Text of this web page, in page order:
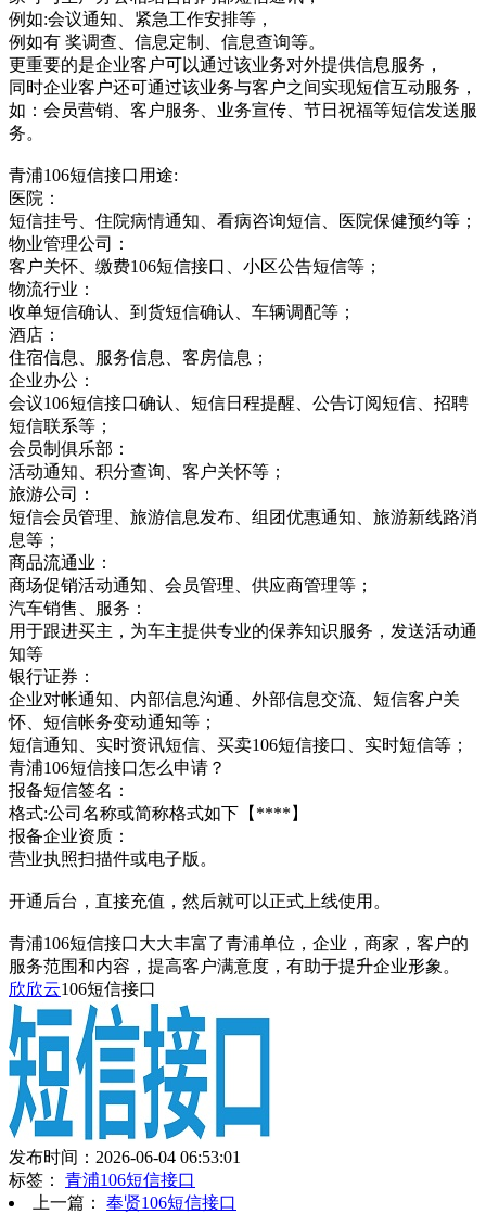
例如:会议通知、紧急工作安排等，
例如有 奖调查、信息定制、信息查询等。
更重要的是企业客户可以通过该业务对外提供信息服务，
同时企业客户还可通过该业务与客户之间实现短信互动服务，
如：会员营销、客户服务、业务宣传、节日祝福等短信发送服
务。
青浦106短信接口用途:
医院：
短信挂号、住院病情通知、看病咨询短信、医院保健预约等；
物业管理公司：
客户关怀、缴费106短信接口、小区公告短信等；
物流行业：
收单短信确认、到货短信确认、车辆调配等；
酒店：
住宿信息、服务信息、客房信息；
企业办公：
会议106短信接口确认、短信日程提醒、公告订阅短信、招聘
短信联系等；
会员制俱乐部：
活动通知、积分查询、客户关怀等；
旅游公司：
短信会员管理、旅游信息发布、组团优惠通知、旅游新线路消
息等；
商品流通业：
商场促销活动通知、会员管理、供应商管理等；
汽车销售、服务：
用于跟进买主，为车主提供专业的保养知识服务，发送活动通
知等
银行证券：
企业对帐通知、内部信息沟通、外部信息交流、短信客户关
怀、短信帐务变动通知等；
短信通知、实时资讯短信、买卖106短信接口、实时短信等；
青浦106短信接口怎么申请？
报备短信签名：
格式:公司名称或简称格式如下【****】
报备企业资质：
营业执照扫描件或电子版。
开通后台，直接充值，然后就可以正式上线使用。
青浦106短信接口大大丰富了青浦单位，企业，商家，客户的
服务范围和内容，提高客户满意度，有助于提升企业形象。
欣欣云106短信接口
发布时间：2026-06-04 06:53:01
标签： 青浦106短信接口
上一篇： 奉贤106短信接口